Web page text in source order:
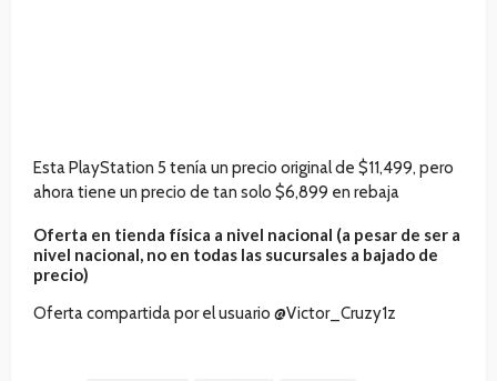
Esta PlayStation 5 tenía un precio original de $11,499, pero
ahora tiene un precio de tan solo $6,899 en rebaja
Oferta en tienda física a nivel nacional (a pesar de ser a
nivel nacional, no en todas las sucursales a bajado de
precio)
Oferta compartida por el usuario @Victor_Cruzy1z